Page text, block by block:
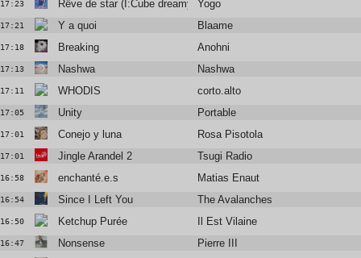
17:23 Rêve de star (I:Cube dreamy edit)
Yogo
17:21 Y a quoi Blaame
17:18 Breaking Anohni
17:13 Nashwa Nashwa
17:11 WHODIS corto.alto
17:05 Unity Portable
17:01 Conejo y luna Rosa Pisotola
17:01 Jingle Arandel 2 Tsugi Radio
16:58 enchanté.e.s Matias Enaut
16:54 Since I Left You The Avalanches
16:50 Ketchup Purée Il Est Vilaine
16:47 Nonsense Pierre III